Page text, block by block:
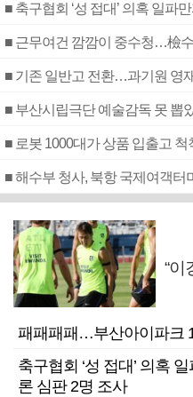
■ 근무여건 깜깜이 중수청…檢
■ 기존 일반고 전환…과기원 영
■ 부산시립극단 예술감독 못 뽑
■ 로봇 1000대가 상품 입출고
■ 해수부 청사, 북항 국제여객터
“이
패패패패…부산아이파크
축구협회 ‘성 접대’ 의혹
론 심판 2명 조사